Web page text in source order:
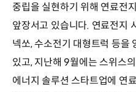
중립을 실현하기 위해 연료전
앞장서고 있습니다. 연료전지
넥쏘, 수소전기 대형트럭 등을
있고, 지난해 9월에는 스위스
에너지 솔루션 스타트업에 연